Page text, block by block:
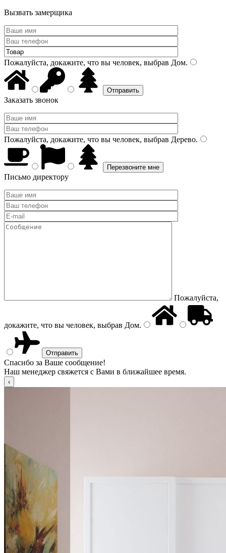
Вызвать замерщика
Пожалуйста, докажите, что вы человек, выбрав Дом.
Заказать звонок
Пожалуйста, докажите, что вы человек, выбрав Дерево.
Письмо директору
Пожалуйста,
докажите, что вы человек, выбрав Дом.
Спасибо за Ваше сообщение!
Наш менеджер свяжется с Вами в ближайшее время.